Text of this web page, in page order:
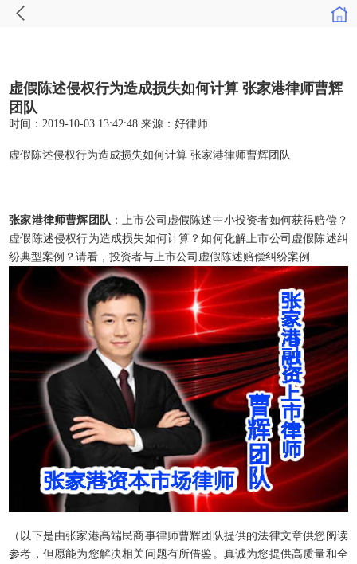
虚假陈述侵权行为造成损失如何计算 张家港律师曹辉
团队
时间：2019-10-03 13:42:48 来源：好律师
虚假陈述侵权行为造成损失如何计算 张家港律师曹辉团队
张家港律师曹辉团队：上市公司虚假陈述中小投资者如何获得赔偿？
虚假陈述侵权行为造成损失如何计算？如何化解上市公司虚假陈述纠
纷典型案例？请看，投资者与上市公司虚假陈述赔偿纠纷案例
（以下是由张家港高端民商事律师曹辉团队提供的法律文章供您阅读
参考，但愿能为您解决相关问题有所借鉴。真诚为您提供高质量和全